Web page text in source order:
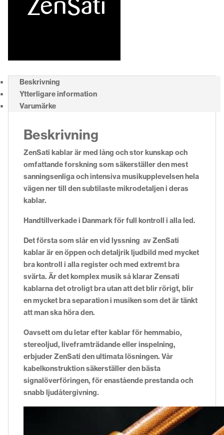
Beskrivning
Ytterligare information
Varumärke
Beskrivning
ZenSati kablar är med lång och stor kunskap och
omfattande forskning som säkerställer den mest
sanningsenliga och intensiva musikupplevelsen hela
vägen ner till den subtilaste mikrodetaljen i deras
kablar.
Handtillverkade i Danmark för full kontroll i alla led.
Det första som slår en vid lyssning av ZenSati
kablar är en öppen och detaljrik ljudbild med mycket
bra kontroll i alla register och med extremt bra
svärta. Är det komplex musik så klarar Zensati
kablarna det otroligt bra utan att det blir rörigt, blir
en mycket bra separation i musiken som det är tänkt
att man ska höra den.
Oavsett om du letar efter kablar för hemmabio,
stereoljud, liveframträdande eller inspelning,
erbjuder ZenSati den ultimata lösningen. Vår
kabelkonstruktion säkerställer den bästa
signalöverföringen, för enastående prestanda och
snabb ljudåtergivning.